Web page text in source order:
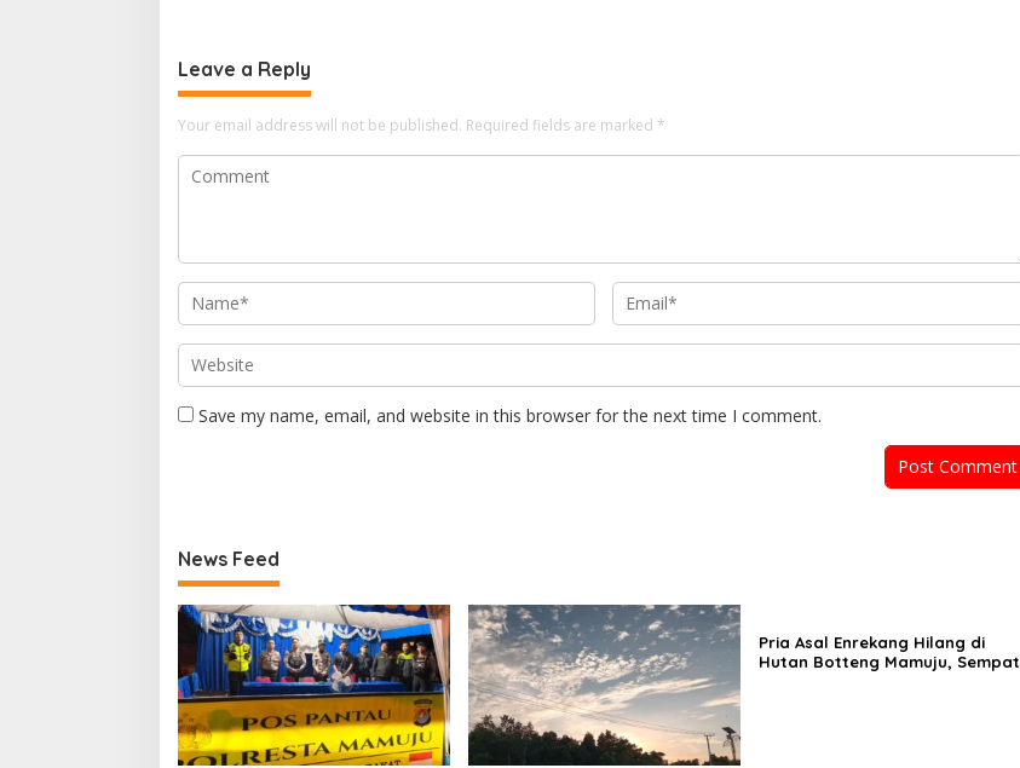
Leave a Reply
Your email address will not be published. Required fields are marked *
Save my name, email, and website in this browser for the next time I comment.
News Feed
Pria Asal Enrekang Hilang di
Hutan Botteng Mamuju, Sempat